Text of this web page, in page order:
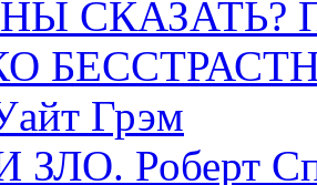
СКАЗАТЬ?
Грэм
ЗЛО. Роберт